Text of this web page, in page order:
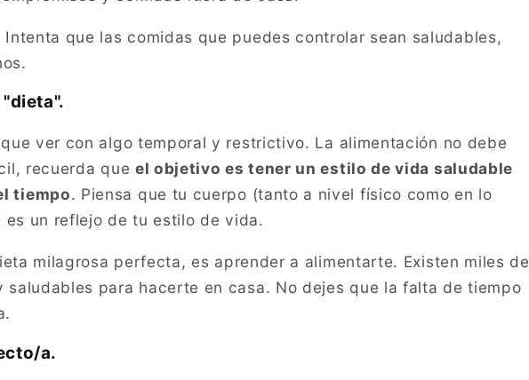
Intenta que las comidas que puedes controlar sean saludables,
ver con algo temporal y restrictivo. La alimentación no debe
recuerda que el objetivo es tener un estilo de vida saludable
tiempo. Piensa que tu cuerpo (tanto a nivel físico como en lo
un reflejo de tu estilo de vida.
milagrosa perfecta, es aprender a alimentarte. Existen miles de
saludables para hacerte en casa. No dejes que la falta de tiempo
a.